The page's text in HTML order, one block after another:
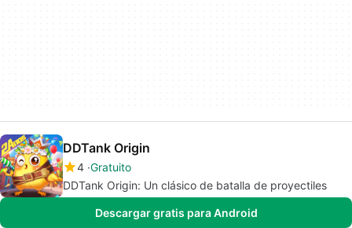
DDTank Origin
4 Gratuito
DDTank Origin: Un clásico de batalla de proyectiles
Descargar gratis para Android